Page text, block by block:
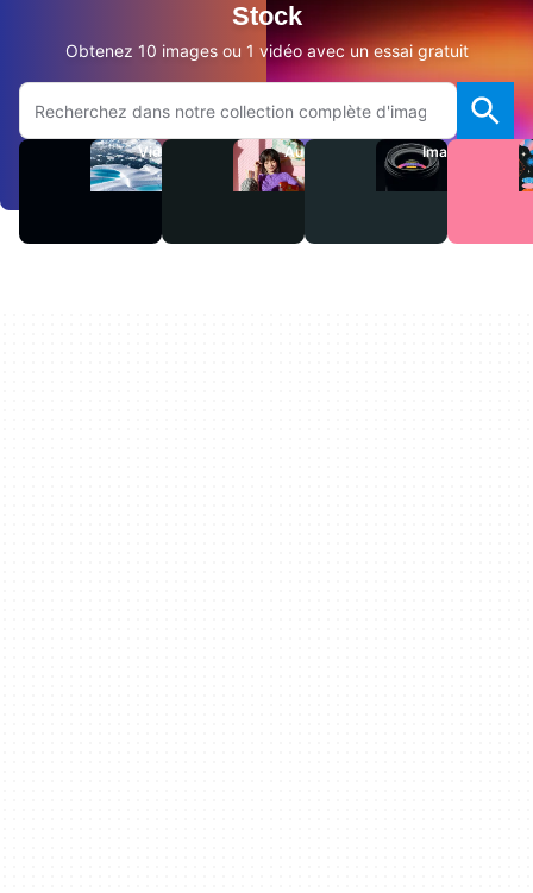
Stock
Obtenez 10 images ou 1 vidéo avec un essai gratuit
Rechercher sur le site Adobe.com
Vidéos Audio Images